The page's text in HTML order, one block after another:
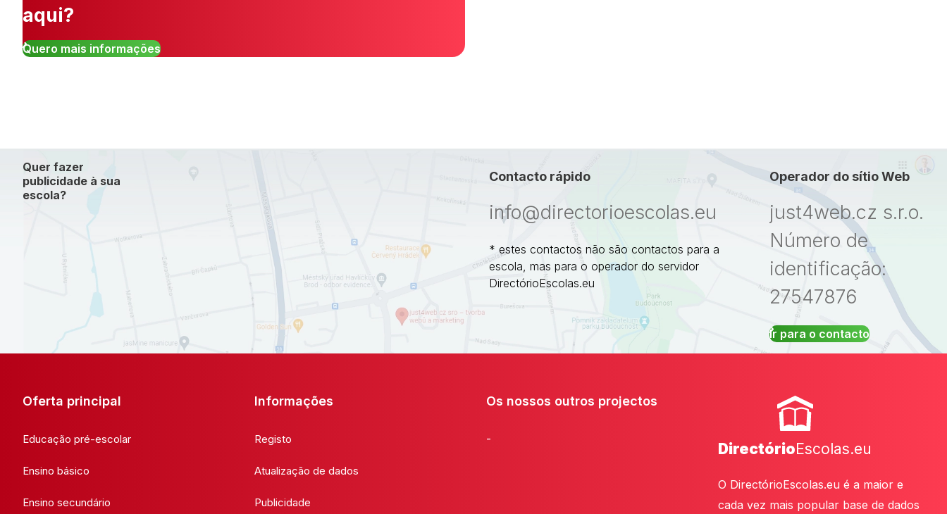
aqui?
Quero mais informações
Quer fazer
publicidade à sua
escola?
Contacto rápido
info@directorioescolas.eu
* estes contactos não são contactos para a
escola, mas para o operador do servidor
DirectórioEscolas.eu
Operador do sítio Web
just4web.cz s.r.o.
Número de
identificação:
27547876
Ir para o contacto
Oferta principal
Educação pré-escolar
Ensino básico
Ensino secundário
Informações
Registo
Atualização de dados
Publicidade
Os nossos outros projectos
-
DirectórioEscolas.eu
O DirectórioEscolas.eu é a maior e
cada vez mais popular base de dados